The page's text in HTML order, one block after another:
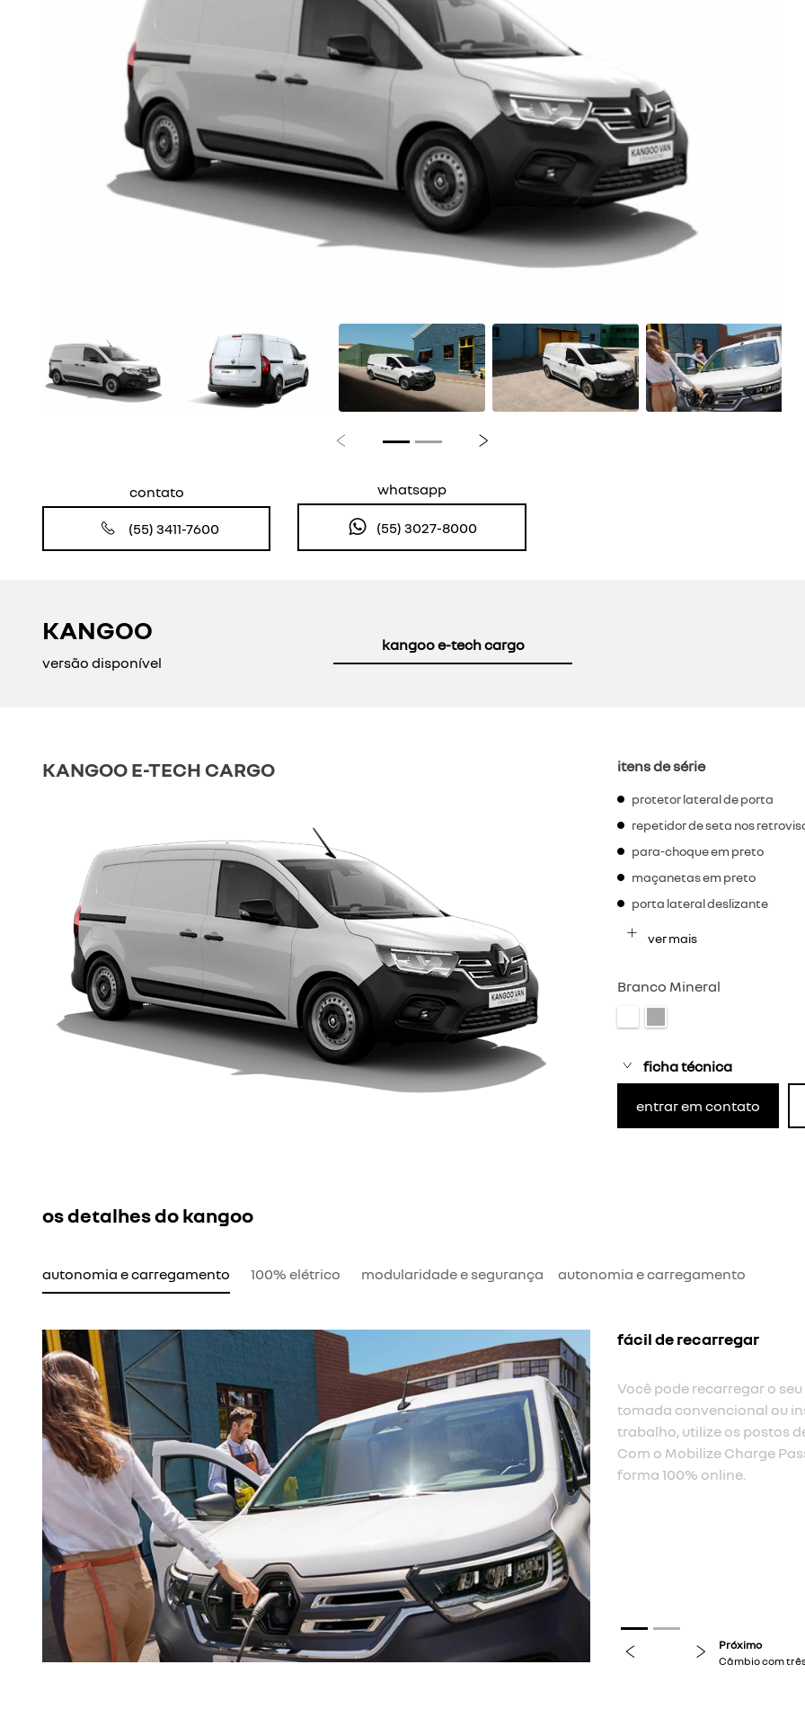
Anterior
Anterior Próximo
contato
(55) 3411-7600
whatsapp
(55) 3027-8000
KANGOO
versão disponível
kangoo e-tech cargo
KANGOO E-TECH CARGO itens de série
protetor lateral de porta
repetidor de seta nos
para-choque em preto
maçanetas em preto
porta lateral deslizante
ver mais
Branco Mineral
ficha técnica
entrar em contato
os detalhes do kangoo
autonomia e carregamento 100% elétrico modularidade e segurança autonomia e carregamento
fácil de recarregar
Você pode recarregar o
tomada convencional ou
trabalho, utilize os postos
Com o Mobilize Charge
forma 100% online.